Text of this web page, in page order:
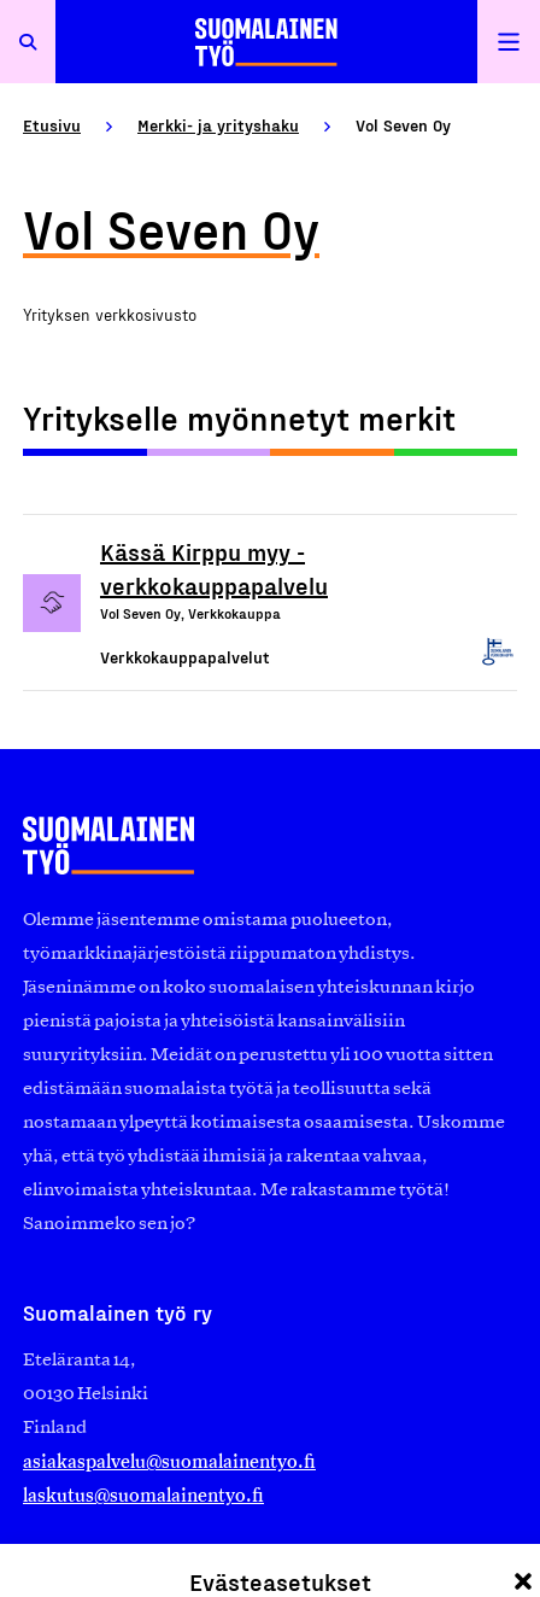
Evästeasetukset
Etusivu Merkki- ja yrityshaku Vol Seven Oy
Vol Seven Oy
Yrityksen verkkosivusto
Yritykselle myönnetyt merkit
Kässä Kirppu myy -
verkkokauppapalvelu
Vol Seven Oy, Verkkokauppa
Verkkokauppapalvelut
Olemme jäsentemme omistama puolueeton,
työmarkkinajärjestöistä riippumaton yhdistys.
Jäseninämme on koko suomalaisen yhteiskunnan kirjo
pienistä pajoista ja yhteisöistä kansainvälisiin
suuryrityksiin. Meidät on perustettu yli 100 vuotta sitten
edistämään suomalaista työtä ja teollisuutta sekä
nostamaan ylpeyttä kotimaisesta osaamisesta. Uskomme
yhä, että työ yhdistää ihmisiä ja rakentaa vahvaa,
elinvoimaista yhteiskuntaa. Me rakastamme työtä!
Sanoimmeko sen jo?
Suomalainen työ ry
Eteläranta 14,
00130 Helsinki
Finland
asiakaspalvelu@suomalainentyo.fi
laskutus@suomalainentyo.fi